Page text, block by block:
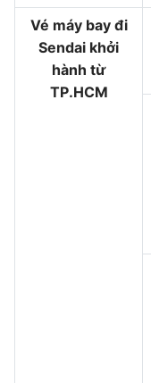
Vé máy bay đi
Sendai khởi
hành từ
TP.HCM